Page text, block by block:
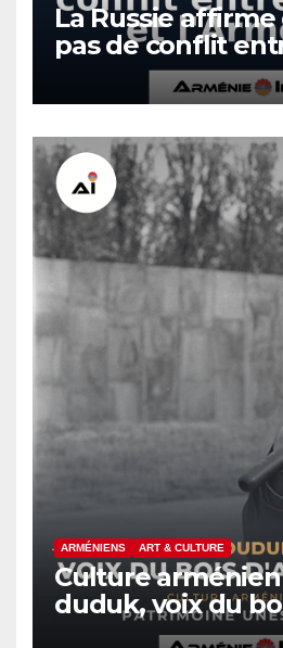
La Russie affirme
pas de conflit
l’Arménie
ARMÉNIENS ART & CULTURE
Culture
duduk, voix du
d’abricotier